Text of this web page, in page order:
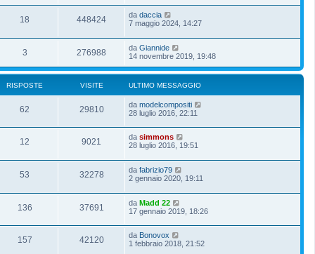
18 448424 da daccia
7 maggio 2024, 14:27
3 276988 da Giannide
14 novembre 2019, 19:48
RISPOSTE VISITE ULTIMO MESSAGGIO
62 29810 da modelcompositi
28 luglio 2016, 22:11
12 9021 da simmons
28 luglio 2016, 19:51
53 32278 da fabrizio79
2 gennaio 2020, 19:11
136 37691 da Madd 22
17 gennaio 2019, 18:26
157 42120 da Bonovox
1 febbraio 2018, 21:52